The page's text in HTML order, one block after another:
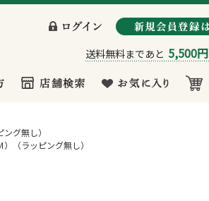
送料無料まであと 5,500円
グ無し）
（ラッピング無し）